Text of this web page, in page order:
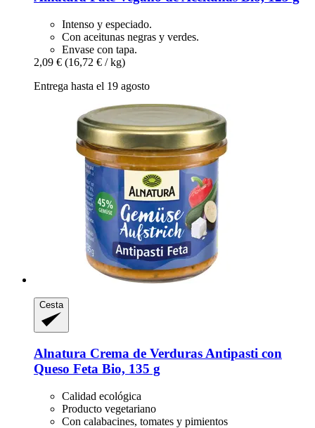
Intenso y especiado.
Con aceitunas negras y verdes.
Envase con tapa.
2,09 € (16,72 € / kg)
Entrega hasta el 19 agosto
Cesta
Alnatura Crema de Verduras Antipasti con
Queso Feta Bio, 135 g
Calidad ecológica
Producto vegetariano
Con calabacines, tomates y pimientos